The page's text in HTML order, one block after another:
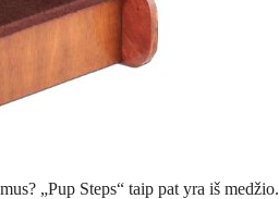
„Pup Steps“ taip pat yra iš medžio.